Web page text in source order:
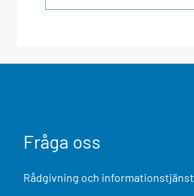
Fråga oss
Rådgivning och informationstjänst